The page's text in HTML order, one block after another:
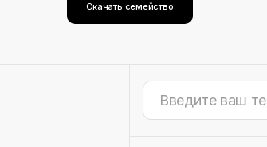
Скачать семейство